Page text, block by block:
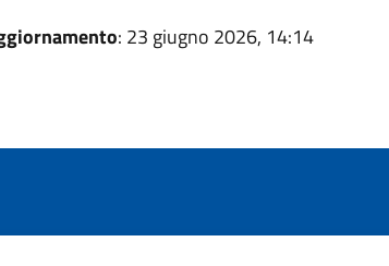
: 23 giugno 2026, 14:14